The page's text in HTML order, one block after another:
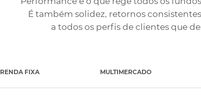
É também solidez, retornos
a todos os perfis de clientes que
RENDA FIXA MULTIMERCADO